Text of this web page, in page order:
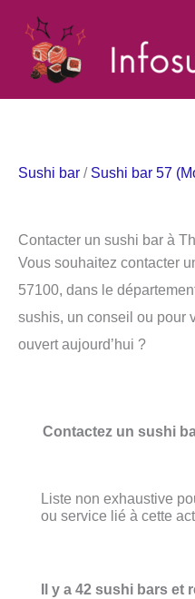
contenu
Sushi bar / Sushi bar 57
Contacter un sushi bar à
Vous souhaitez contacter
57100, dans le
sushis, un conseil ou pour
ouvert aujourd’hui ?
Contactez un sushi
Liste non exhaustive
ou service lié à cette
Il y a 42 sushi bars et